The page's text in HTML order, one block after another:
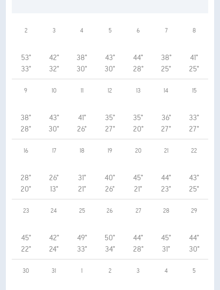
2
53°
33°
3
42°
32°
4
38°
30°
5
43°
30°
6
44°
28°
7
38°
25°
8
41°
25°
9
38°
28°
10
43°
30°
11
41°
26°
12
35°
27°
13
35°
20°
14
36°
27°
15
33°
27°
16
28°
20°
17
26°
13°
18
31°
21°
19
40°
26°
20
45°
21°
21
44°
23°
22
43°
25°
23
45°
22°
24
42°
24°
25
49°
33°
26
50°
34°
27
44°
28°
28
45°
31°
29
44°
30°
30 31 1 2 3 4 5